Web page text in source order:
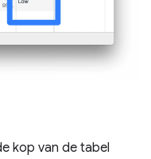
kop van de tabel